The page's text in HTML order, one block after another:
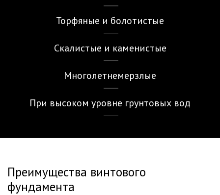
Торфяные и болотистые
Скалистые и каменистые
Многолетнемерзлые
При высоком уровне грунтовых вод
Преимущества винтового
фундамента